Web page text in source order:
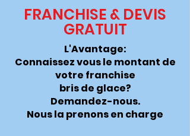
FRANCHISE & DEVIS
GRATUIT
L'Avantage:
Connaissez vous le montant de
votre franchise
bris de glace?
Demandez-nous.
Nous la prenonsen charge